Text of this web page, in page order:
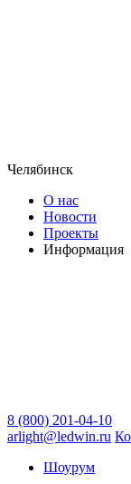
Челябинск
О нас
Новости
Проекты
Информация
8 (800) 201-04-10
arlight@ledwin.ru
Шоурум